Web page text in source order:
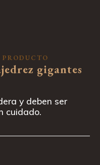
gigantes
y deben ser
cuidado.